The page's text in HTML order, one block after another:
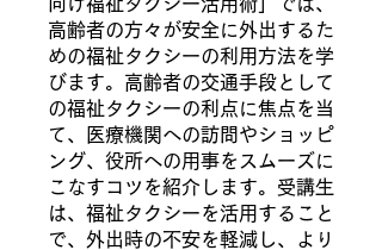
高齢者の方々が安全に外出するた
めの福祉タクシーの利用方法を学
びます。高齢者の交通手段として
の福祉タクシーの利点に焦点を当
て、医療機関への訪問やショッピ
ング、役所への用事をスムーズに
こなすコツを紹介します。受講生
は、福祉タクシーを活用すること
で、外出時の不安を軽減し、より